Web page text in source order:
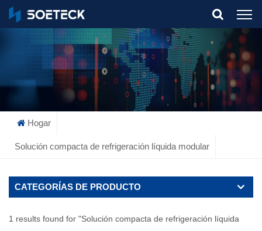
What Are You Looking For?
Hogar
Solución compacta de refrigeración líquida modular
CATEGORÍAS DE PRODUCTO
1 results found for "Solución compacta de refrigeración líquida